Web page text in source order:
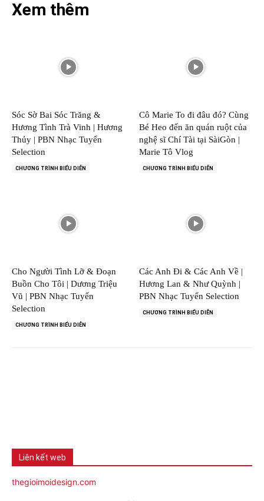
Xem thêm
Sóc Sờ Bai Sóc Trăng &
Hương Tình Trà Vinh | Hương
Thủy | PBN Nhạc Tuyển
Selection
CHƯƠNG TRÌNH BIỂU DIỄN
Cô Marie To đi đâu đó? Cùng
Bé Heo đến ăn quán ruột của
nghệ sĩ Chí Tài tại SàiGòn |
Marie Tô Vlog
CHƯƠNG TRÌNH BIỂU DIỄN
Cho Người Tình Lỡ & Đoạn
Buồn Cho Tôi | Dương Triệu
Vũ | PBN Nhạc Tuyển
Selection
CHƯƠNG TRÌNH BIỂU DIỄN
Các Anh Đi & Các Anh Về |
Hương Lan & Như Quỳnh |
PBN Nhạc Tuyển Selection
CHƯƠNG TRÌNH BIỂU DIỄN
Liên kết web
thegioimoidesign.com